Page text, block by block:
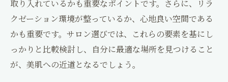
取り入れているかも重要なポイントです。さらに、リラ
クゼーション環境が整っているか、心地良い空間である
かも重要です。サロン選びでは、これらの要素を基にし
っかりと比較検討し、自分に最適な場所を見つけること
が、美肌への近道となるでしょう。